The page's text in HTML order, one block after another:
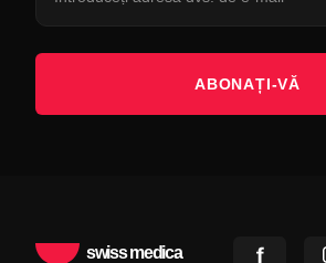
ABONAȚI-VĂ
swiss medica